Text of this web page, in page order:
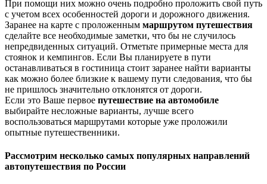
При помощи них можно очень подробно проложить свой путь
с учетом всех особенностей дороги и дорожного движения.
Заранее на карте с проложенным маршрутом путешествия
сделайте все необходимые заметки, что бы не случилось
непредвиденных ситуаций. Отметьте примерные места для
стоянок и кемпингов. Если Вы планируете в пути
останавливаться в гостиница стоит заранее найти варианты
как можно более близкие к вашему пути следования, что бы
не пришлось значительно отклонятся от дороги.
Если это Ваше первое путешествие на автомобиле
выбирайте несложные варианты, лучше всего
воспользоваться маршрутами которые уже проложили
опытные путешественники.
Рассмотрим несколько самых популярных направлений
автопутешествия по России